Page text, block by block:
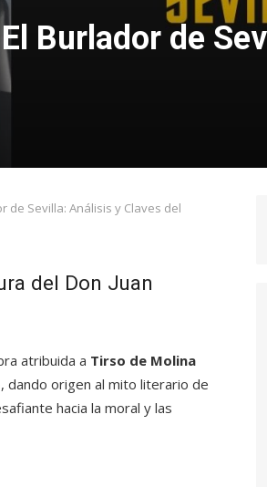
Burlador de
de Sevilla: Análisis y Claves del
del Don Juan
atribuida a Tirso de Molina
dando origen al mito literario de
hacia la moral y las